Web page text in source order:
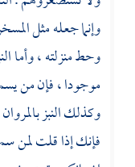
وإنما جعله مثل
وحط منزلته ، وأما
موجودا ، فإن من
وكذلك النبز
فإنك إذا قلت لمن